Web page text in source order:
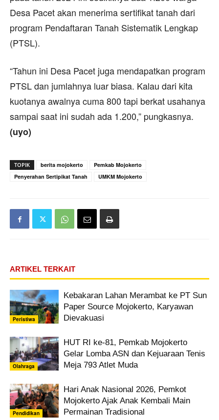
Desa Pacet akan menerima sertifikat tanah dari
program Pendaftaran Tanah Sistematik Lengkap
(PTSL).
“Tahun ini Desa Pacet juga mendapatkan program
PTSL dan jumlahnya luar biasa. Kalau dari kita
kuotanya awalnya cuma 800 tapi berkat usahanya
sampai saat ini sudah ada 1.200,” pungkasnya.
(uyo)
TOPIK berita mojokerto
Pemkab Mojokerto
Penyerahan Sertipikat Tanah
UMKM Mojokerto
ARTIKEL TERKAIT
Peristiwa
Kebakaran Lahan Merambat ke PT Sun
Paper Source Mojokerto, Karyawan
Dievakuasi
Olahraga
HUT RI ke-81, Pemkab Mojokerto
Gelar Lomba ASN dan Kejuaraan Tenis
Meja 793 Atlet Muda
Pendidikan
Hari Anak Nasional 2026, Pemkot
Mojokerto Ajak Anak Kembali Main
Permainan Tradisional